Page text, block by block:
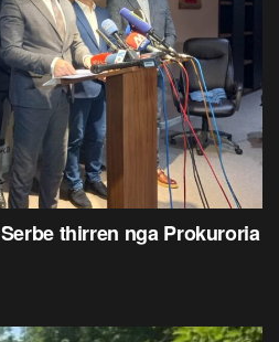
thirren nga Prokuroria